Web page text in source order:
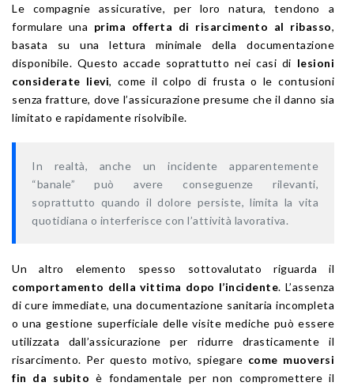
Le compagnie assicurative, per loro natura, tendono a
formulare una prima offerta di risarcimento al ribasso,
basata su una lettura minimale della documentazione
disponibile. Questo accade soprattutto nei casi di lesioni
considerate lievi, come il colpo di frusta o le contusioni
senza fratture, dove l’assicurazione presume che il danno sia
limitato e rapidamente risolvibile.
In realtà, anche un incidente apparentemente
“banale” può avere conseguenze rilevanti,
soprattutto quando il dolore persiste, limita la vita
quotidiana o interferisce con l’attività lavorativa.
Un altro elemento spesso sottovalutato riguarda il
comportamento della vittima dopo l’incidente. L’assenza
di cure immediate, una documentazione sanitaria incompleta
o una gestione superficiale delle visite mediche può essere
utilizzata dall’assicurazione per ridurre drasticamente il
risarcimento. Per questo motivo, spiegare come muoversi
fin da subito è fondamentale per non compromettere il